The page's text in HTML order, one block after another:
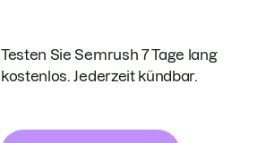
Testen Sie Semrush 7 Tage lang
kostenlos. Jederzeit kündbar.